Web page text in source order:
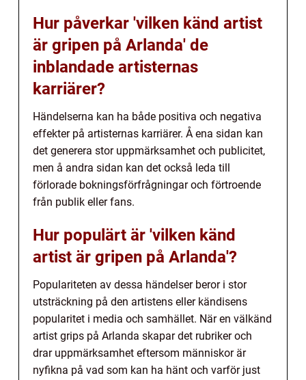
Hur påverkar 'vilken känd artist
är gripen på Arlanda' de
inblandade artisternas
karriärer?
Händelserna kan ha både positiva och negativa
effekter på artisternas karriärer. Å ena sidan kan
det generera stor uppmärksamhet och publicitet,
men å andra sidan kan det också leda till
förlorade bokningsförfrågningar och förtroende
från publik eller fans.
Hur populärt är 'vilken känd
artist är gripen på Arlanda'?
Populariteten av dessa händelser beror i stor
utsträckning på den artistens eller kändisens
popularitet i media och samhället. När en välkänd
artist grips på Arlanda skapar det rubriker och
drar uppmärksamhet eftersom människor är
nyfikna på vad som kan ha hänt och varför just